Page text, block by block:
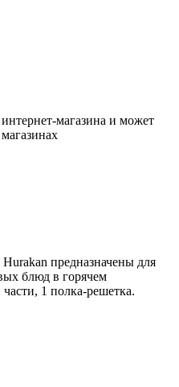
магазина и может
предназначены для
блюд в горячем
1 полка-решетка.